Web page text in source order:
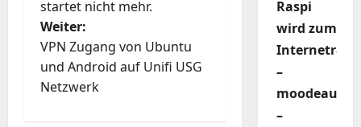
i
t
startet nicht mehr.
Weiter:
VPN Zugang von Ubuntu
und Android auf Unifi USG
Netzwerk
Raspi
wird zum
–
moodeaudio
–